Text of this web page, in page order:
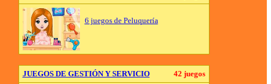
6 juegos de Peluquería
JUEGOS DE GESTIÓN Y SERVICIO 42 juegos